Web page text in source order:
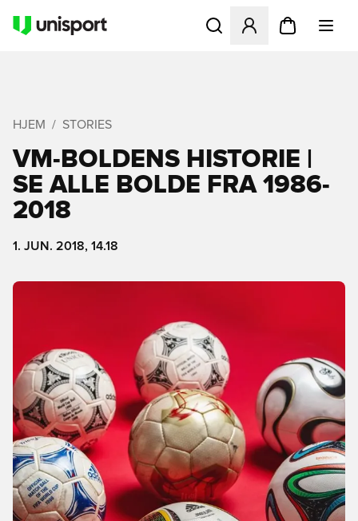
Åbner en Modal til at
HJEM STORIES
VM-BOLDENS HISTORIE |
SE ALLE BOLDE FRA 1986-
2018
1. JUN. 2018, 14.18